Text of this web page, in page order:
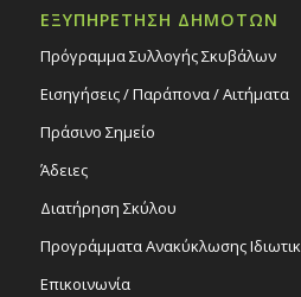
ΕΞΥΠΗΡΕΤΗΣΗ ΔΗΜΟΤΩΝ
Πρόγραμμα Συλλογής Σκυβάλων
Εισηγήσεις / Παράπονα / Αιτήματα
Πράσινο Σημείο
Άδειες
Διατήρηση Σκύλου
Προγράμματα Ανακύκλωσης
Επικοινωνία